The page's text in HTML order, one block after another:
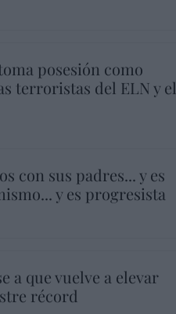
posesión como
terroristas del ELN y el
con sus padres... y es
y es progresista
a que vuelve a elevar
récord